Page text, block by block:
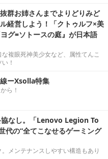
群お姉さんまでよりどりみど
経営しよう！「クトゥルフ×美
グ=ソトースの庭』が日本語
複眼死神美少女など、属性てんこ
！
ーXsolla特集
ら！
なし。「Lenovo Legion To
の“全てこなせるゲーミング
メンテナンスしやすい構造もあり